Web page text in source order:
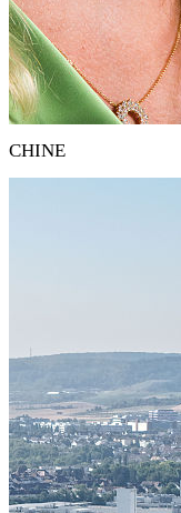
CHINE